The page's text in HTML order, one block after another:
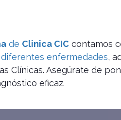
de Clinica CIC contamos
diferentes enfermedades,
Clínicas. Asegúrate de
eficaz.